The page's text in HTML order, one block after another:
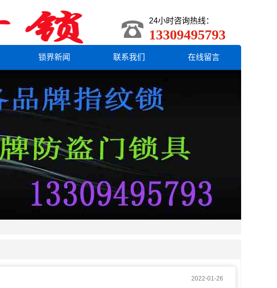
24小时咨询热线：
13309495793
锁界新闻 联系我们 在线留言
2022-01-26